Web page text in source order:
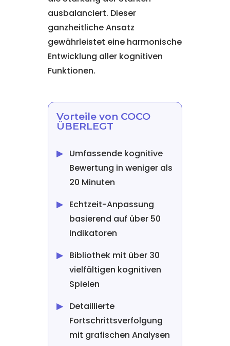
ausbalanciert. Dieser
ganzheitliche Ansatz
gewährleistet eine harmonische
Entwicklung aller kognitiven
Funktionen.
Vorteile von COCO
ÜBERLEGT
Umfassende kognitive
Bewertung in weniger als
20 Minuten
Echtzeit-Anpassung
basierend auf über 50
Indikatoren
Bibliothek mit über 30
vielfältigen kognitiven
Spielen
Detaillierte
Fortschrittsverfolgung
mit grafischen Analysen